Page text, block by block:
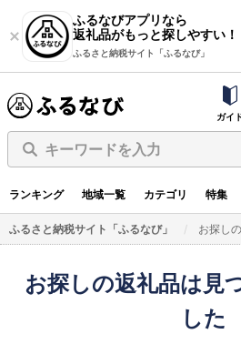
ふるなびアプリなら
返礼品がもっと探しやすい！
ふるさと納税サイト「ふるなび」
ガイ
キーワードを入力
ランキング 地域一覧 カテゴリ 特集
ふるさと納税サイト「ふるなび」 お探し
お探しの返礼品は見
した